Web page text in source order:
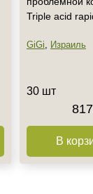
Triple acid
GiGi, Израиль
30 шт
В